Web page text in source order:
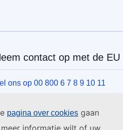
pagina over cookies gaan
informatie wilt of uw
contact op met de EU
ons op 00 800 6 7 8 9 10 11
ons via het contactformulier